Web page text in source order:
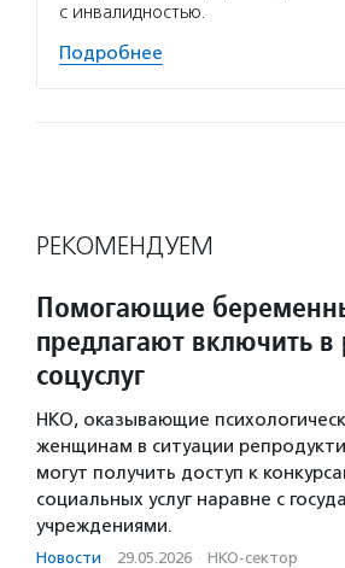
с инвалидностью.
Подробнее
РЕКОМЕНДУЕМ
Помогающие
предлагают включить в
соцуслуг
НКО, оказывающие
женщинам в ситуации
могут получить доступ к
социальных услуг наравне с
учреждениями.
Новости · 29.05.2026 · НКО-сектор